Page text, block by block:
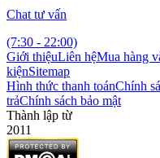
Chat tư vấn
(7:30 - 22:00)
Giới thiệuLiên hệMua hàng
kiệnSitemap
Hình thức thanh toánChính
trảChính sách bảo mật
Thành lập từ
2011